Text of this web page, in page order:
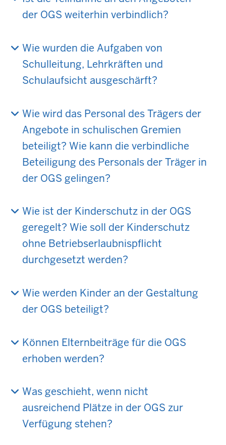
der OGS weiterhin verbindlich?
Wie wurden die Aufgaben von
Schulleitung, Lehrkräften und
Schulaufsicht ausgeschärft?
Wie wird das Personal des Trägers der
Angebote in schulischen Gremien
beteiligt? Wie kann die verbindliche
Beteiligung des Personals der Träger in
der OGS gelingen?
Wie ist der Kinderschutz in der OGS
geregelt? Wie soll der Kinderschutz
ohne Betriebserlaubnispflicht
durchgesetzt werden?
Wie werden Kinder an der Gestaltung
der OGS beteiligt?
Können Elternbeiträge für die OGS
erhoben werden?
Was geschieht, wenn nicht
ausreichend Plätze in der OGS zur
Verfügung stehen?